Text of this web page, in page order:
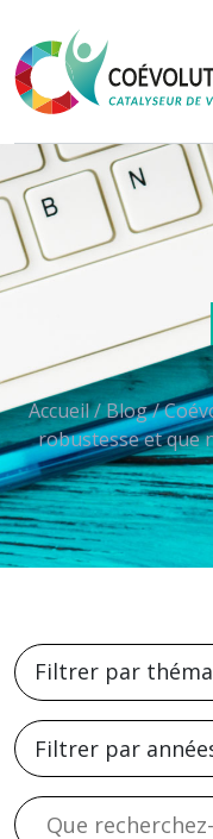
Accueil/Blog/
robustesse et que
Filtrer par
Filtrer par